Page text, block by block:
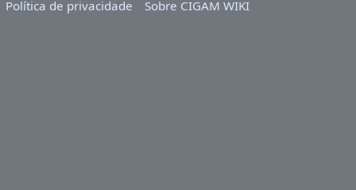
Política de privacidade
Sobre CIGAM WIKI